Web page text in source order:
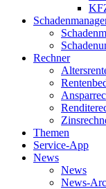
Rechner
Themen
Service-App
News
News
News-